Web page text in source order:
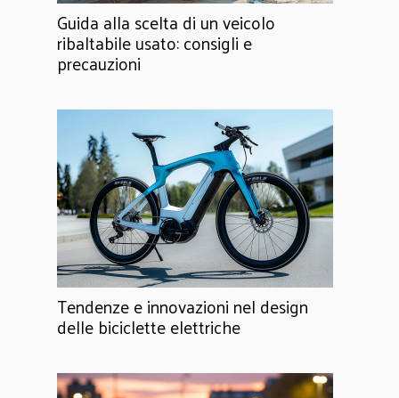
Guida alla scelta di un veicolo
ribaltabile usato: consigli e
precauzioni
Tendenze e innovazioni nel design
delle biciclette elettriche